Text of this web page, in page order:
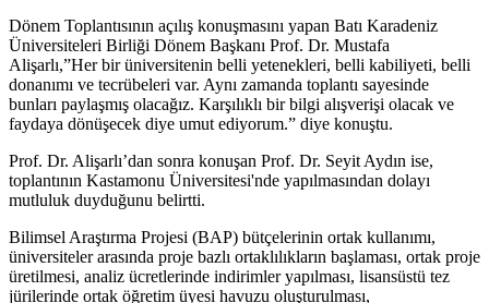
Dönem Toplantısının açılış konuşmasını yapan Batı Karadeniz
Üniversiteleri Birliği Dönem Başkanı Prof. Dr. Mustafa
Alişarlı,”Her bir üniversitenin belli yetenekleri, belli kabiliyeti, belli
donanımı ve tecrübeleri var. Aynı zamanda toplantı sayesinde
bunları paylaşmış olacağız. Karşılıklı bir bilgi alışverişi olacak ve
faydaya dönüşecek diye umut ediyorum.” diye konuştu.
Prof. Dr. Alişarlı’dan sonra konuşan Prof. Dr. Seyit Aydın ise,
toplantının Kastamonu Üniversitesi'nde yapılmasından dolayı
mutluluk duyduğunu belirtti.
Bilimsel Araştırma Projesi (BAP) bütçelerinin ortak kullanımı,
üniversiteler arasında proje bazlı ortaklılıkların başlaması, ortak proje
üretilmesi, analiz ücretlerinde indirimler yapılması, lisansüstü tez
jürilerinde ortak öğretim üyesi havuzu oluşturulması,